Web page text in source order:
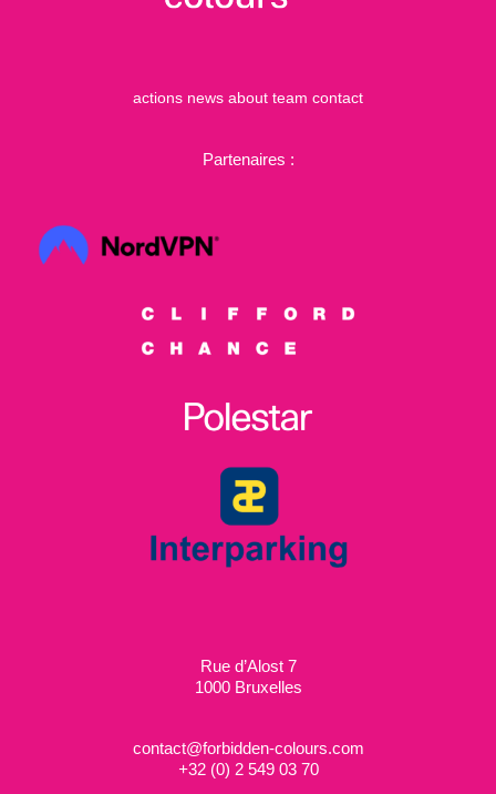
actions news about team contact
Partenaires :
Rue d’Alost 7
1000 Bruxelles
contact@forbidden-colours.com
+32 (0) 2 549 03 70